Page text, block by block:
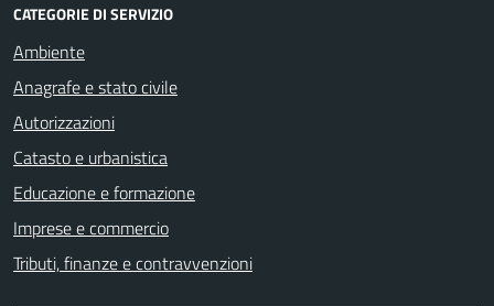
CATEGORIE DI SERVIZIO
Ambiente
Anagrafe e stato civile
Autorizzazioni
Catasto e urbanistica
Educazione e formazione
Imprese e commercio
Tributi, finanze e contravvenzioni